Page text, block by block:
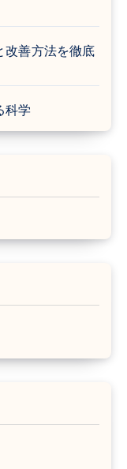
改善方法を徹底
科学